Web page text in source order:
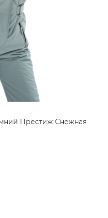
Престиж Снежная